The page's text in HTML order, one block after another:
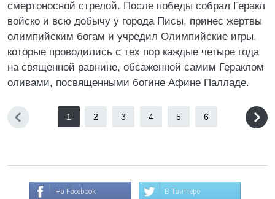
смертоносной стрелой. После победы собрал Геракл
войско и всю добычу у города Писы, принес жертвы
олимпийским богам и учредил Олимпийские игры,
которые проводились с тех пор каждые четыре года
на священной равнине, обсаженной самим Гераклом
оливами, посвященными богине Афине Палладе.
1 2 3 4 5 6
На Facebook В Твиттере